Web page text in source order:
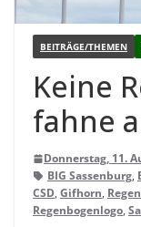
BEITRÄGE/THEMEN
Keine
fahne
Donnerstag, 11.
BIG Sassenburg,
CSD, Gifhorn,
Regenbogenlogo,